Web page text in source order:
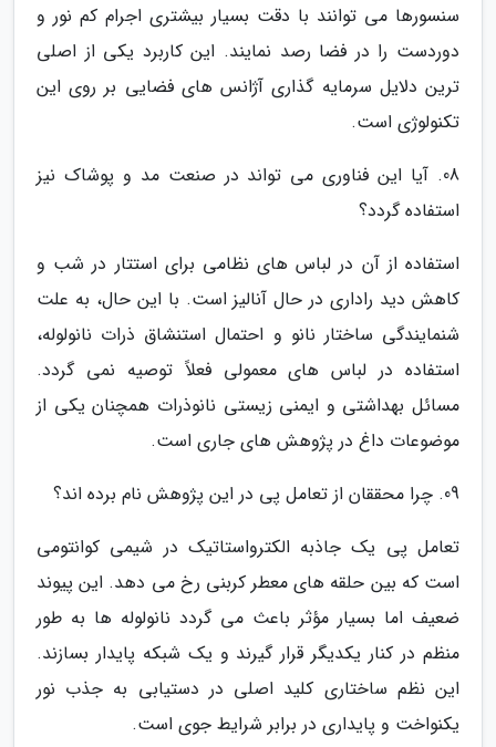
سنسورها می توانند با دقت بسیار بیشتری اجرام کم نور و
دوردست را در فضا رصد نمایند. این کاربرد یکی از اصلی
ترین دلایل سرمایه گذاری آژانس های فضایی بر روی این
تکنولوژی است.
08. آیا این فناوری می تواند در صنعت مد و پوشاک نیز
استفاده گردد؟
استفاده از آن در لباس های نظامی برای استتار در شب و
کاهش دید راداری در حال آنالیز است. با این حال، به علت
شنمایندگی ساختار نانو و احتمال استنشاق ذرات نانولوله،
استفاده در لباس های معمولی فعلاً توصیه نمی گردد.
مسائل بهداشتی و ایمنی زیستی نانوذرات همچنان یکی از
موضوعات داغ در پژوهش های جاری است.
09. چرا محققان از تعامل پی در این پژوهش نام برده اند؟
تعامل پی یک جاذبه الکترواستاتیک در شیمی کوانتومی
است که بین حلقه های معطر کربنی رخ می دهد. این پیوند
ضعیف اما بسیار مؤثر باعث می گردد نانولوله ها به طور
منظم در کنار یکدیگر قرار گیرند و یک شبکه پایدار بسازند.
این نظم ساختاری کلید اصلی در دستیابی به جذب نور
یکنواخت و پایداری در برابر شرایط جوی است.